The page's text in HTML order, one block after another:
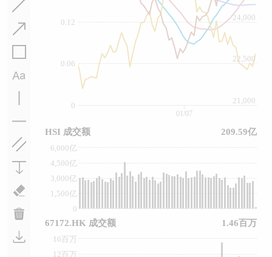
0
0.06
0.12
21,000
22,500
24,000
0
1,500亿
3,000亿
4,500亿
6,000亿
12百万
16百万
01/07
HSI 成交额 209.59亿
67172.HK 成交额 1.46百万